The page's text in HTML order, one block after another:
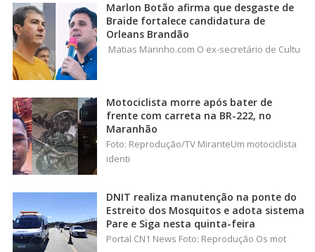
Marlon Botão afirma que desgaste de
Braide fortalece candidatura de
Orleans Brandão
Matias Marinho.com O ex-secretário de Cultu
Motociclista morre após bater de
frente com carreta na BR-222, no
Maranhão
Foto: Reprodução/TV MiranteUm motociclista
identi
DNIT realiza manutenção na ponte do
Estreito dos Mosquitos e adota sistema
Pare e Siga nesta quinta-feira
Portal CN1 News Foto: Reprodução Os mot